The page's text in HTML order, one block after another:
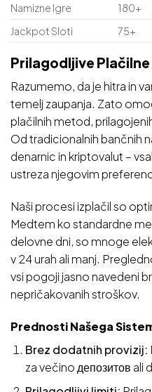
Namizne Igre
180+
Jackpot Sloti
75+
Prilagodljive
Razumemo, da je hitra in
temelj zaupanja. Zato
plačilnih metod,
Od tradicionalnih bančnih
denarnic in kriptovalut –
ustreza njegovim
Naši procesi izplačil so
Medtem ko standardne
delovne dni, so mnoge
v 24 urah ali manj.
vsi pogoji jasno navedeni
nepričakovanih stroškov.
Prednosti Našega
Brez dodatnih provizij:
za večino депозитов ali